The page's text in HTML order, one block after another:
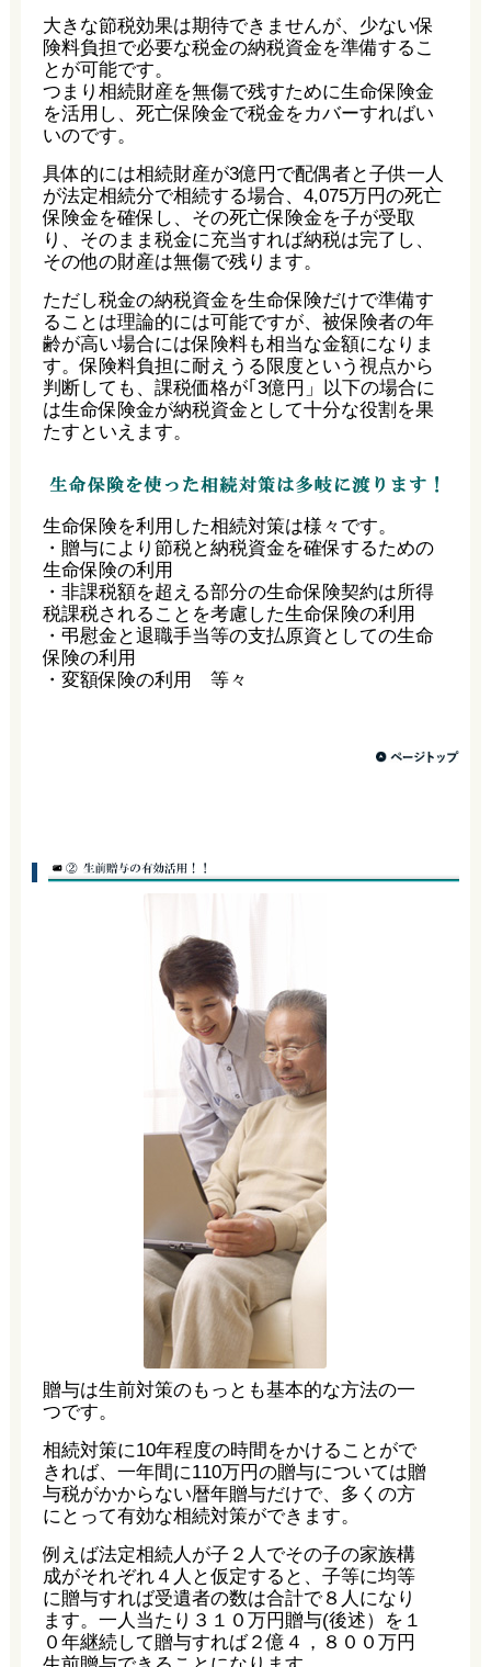
大きな節税効果は期待できませんが、少ない保
険料負担で必要な税金の納税資金を準備するこ
とが可能です。
つまり相続財産を無傷で残すために生命保険金
を活用し、死亡保険金で税金をカバーすればい
いのです。
具体的には相続財産が3億円で配偶者と子供一人
が法定相続分で相続する場合、4,075万円の死亡
保険金を確保し、その死亡保険金を子が受取
り、そのまま税金に充当すれば納税は完了し、
その他の財産は無傷で残ります。
ただし税金の納税資金を生命保険だけで準備す
ることは理論的には可能ですが、被保険者の年
齢が高い場合には保険料も相当な金額になりま
す。保険料負担に耐えうる限度という視点から
判断しても、課税価格が｢3億円」以下の場合に
は生命保険金が納税資金として十分な役割を果
たすといえます。
生命保険を利用した相続対策は様々です。
・贈与により節税と納税資金を確保するための
生命保険の利用
・非課税額を超える部分の生命保険契約は所得
税課税されることを考慮した生命保険の利用
・弔慰金と退職手当等の支払原資としての生命
保険の利用
・変額保険の利用 等々
贈与は生前対策のもっとも基本的な方法の一
つです。
相続対策に10年程度の時間をかけることがで
きれば、一年間に110万円の贈与については贈
与税がかからない暦年贈与だけで、多くの方
にとって有効な相続対策ができます。
例えば法定相続人が子２人でその子の家族構
成がそれぞれ４人と仮定すると、子等に均等
に贈与すれば受遺者の数は合計で８人になり
ます。一人当たり３１０万円贈与(後述）を１
０年継続して贈与すれば２億４，８００万円